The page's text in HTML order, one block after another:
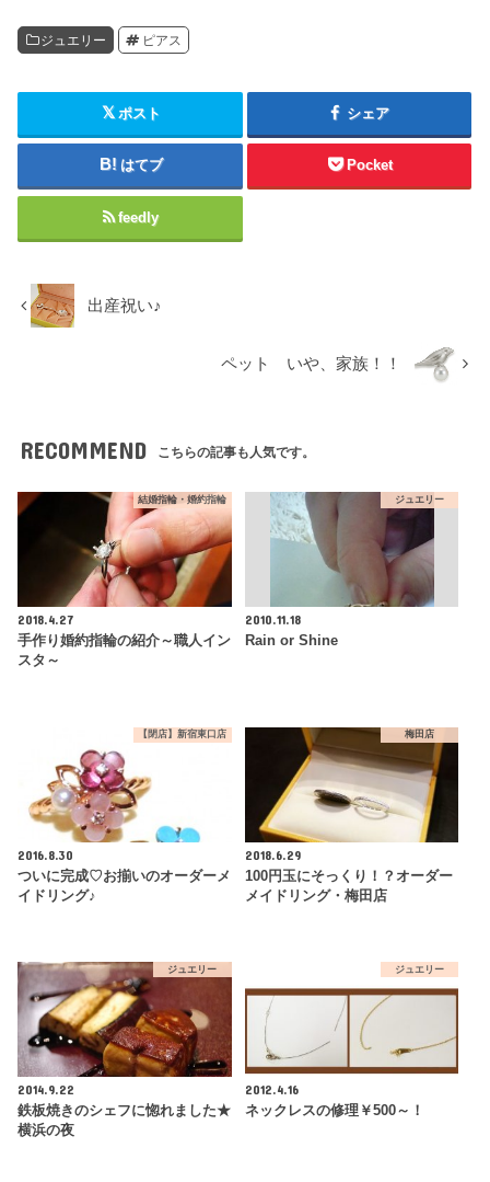
ジュエリー ピアス
ポスト シェア
はてブ Pocket
feedly
出産祝い♪
ペット いや、家族！！
RECOMMEND こちらの記事も人気です。
結婚指輪・婚約指輪
2018.4.27
手作り婚約指輪の紹介～職人イン
スタ～
ジュエリー
2010.11.18
Rain or Shine
【閉店】新宿東口店
2016.8.30
ついに完成♡お揃いのオーダーメ
イドリング♪
梅田店
2018.6.29
100円玉にそっくり！？オーダー
メイドリング・梅田店
ジュエリー
2014.9.22
鉄板焼きのシェフに惚れました★
横浜の夜
ジュエリー
2012.4.16
ネックレスの修理￥500～！